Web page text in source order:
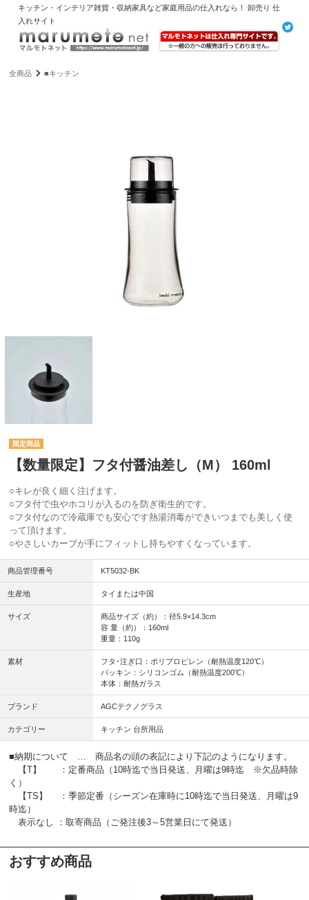
キッチン・インテリア雑貨・収納家具など家庭用品の仕入れなら！ 卸売り 仕
入れサイト
全商品 ■キッチン
【数量限定】フタ付醤油差し（M） 160ml
○キレが良く細く注げます。
○フタ付で虫やホコリが入るのを防ぎ衛生的です。
○フタ付なので冷蔵庫でも安心です熱湯消毒ができいつまでも美しく使
って頂けます。
○やさしいカーブが手にフィットし持ちやすくなっています。
商品管理番号 KT5032-BK
生産地 タイまたは中国
サイズ
商品サイズ（約）：径5.9×14.3cm
容 量（約）：160ml
重量：110g
素材
フタ･注ぎ口：ポリプロピレン（耐熱温度120℃）
パッキン：シリコンゴム（耐熱温度200℃）
本体：耐熱ガラス
ブランド AGCテクノグラス
カテゴリー キッチン 台所用品
■納期について … 商品名の頭の表記により下記のようになります。
【T】 ：定番商品（10時迄で当日発送、月曜は9時迄 ※欠品時除
く）
【TS】 ：季節定番（シーズン在庫時に10時迄で当日発送、月曜は9
時迄）
表示なし ：取寄商品（ご発注後3～5営業日にて発送）
おすすめ商品